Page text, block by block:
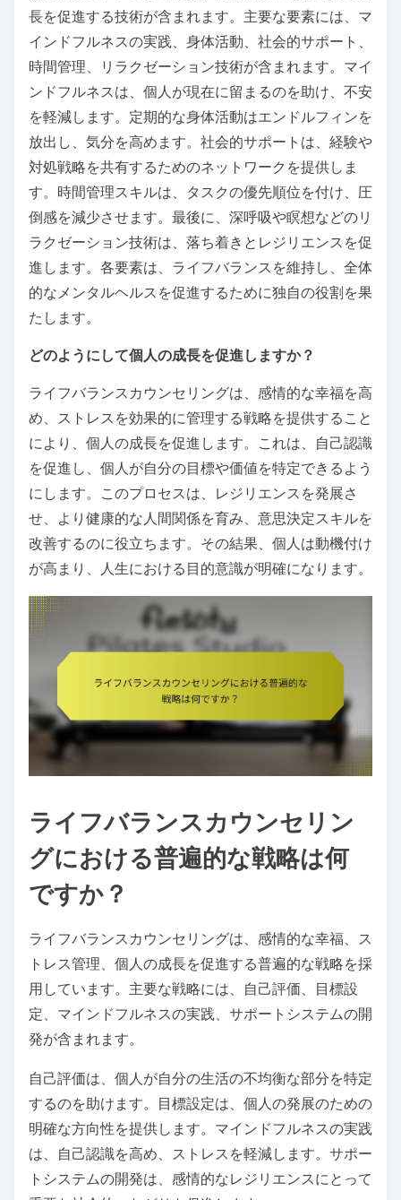
長を促進する技術が含まれます。主要な要素には、マ
インドフルネスの実践、身体活動、社会的サポート、
時間管理、リラクゼーション技術が含まれます。マイ
ンドフルネスは、個人が現在に留まるのを助け、不安
を軽減します。定期的な身体活動はエンドルフィンを
放出し、気分を高めます。社会的サポートは、経験や
対処戦略を共有するためのネットワークを提供しま
す。時間管理スキルは、タスクの優先順位を付け、圧
倒感を減少させます。最後に、深呼吸や瞑想などのリ
ラクゼーション技術は、落ち着きとレジリエンスを促
進します。各要素は、ライフバランスを維持し、全体
的なメンタルヘルスを促進するために独自の役割を果
たします。
どのようにして個人の成長を促進しますか？
ライフバランスカウンセリングは、感情的な幸福を高
め、ストレスを効果的に管理する戦略を提供すること
により、個人の成長を促進します。これは、自己認識
を促進し、個人が自分の目標や価値を特定できるよう
にします。このプロセスは、レジリエンスを発展さ
せ、より健康的な人間関係を育み、意思決定スキルを
改善するのに役立ちます。その結果、個人は動機付け
が高まり、人生における目的意識が明確になります。
ライフバランスカウンセリン
グにおける普遍的な戦略は何
ですか？
ライフバランスカウンセリングは、感情的な幸福、ス
トレス管理、個人の成長を促進する普遍的な戦略を採
用しています。主要な戦略には、自己評価、目標設
定、マインドフルネスの実践、サポートシステムの開
発が含まれます。
自己評価は、個人が自分の生活の不均衡な部分を特定
するのを助けます。目標設定は、個人の発展のための
明確な方向性を提供します。マインドフルネスの実践
は、自己認識を高め、ストレスを軽減します。サポー
トシステムの開発は、感情的なレジリエンスにとって